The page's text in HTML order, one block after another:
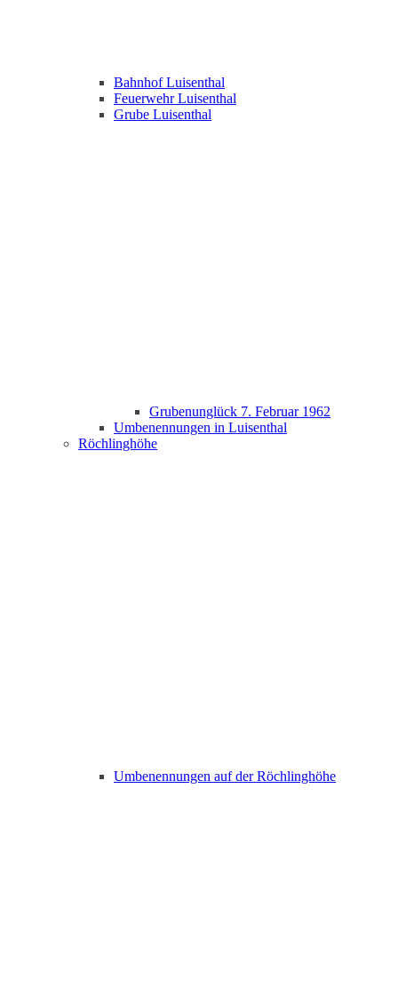
Bahnhof Luisenthal
Feuerwehr Luisenthal
Grube Luisenthal
Grubenunglück 7. Februar 1962
Umbenennungen in Luisenthal
Röchlinghöhe
Umbenennungen auf der Röchlinghöhe